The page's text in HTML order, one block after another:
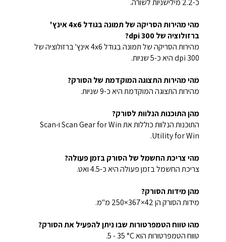
כ-2.2 מילישניות לשורה.
מהי מהירות הסריקה של תמונה בגודל 4x6 אינץ'
ברזולוציה של 300 dpi?
מהירות הסריקה של תמונה בגודל 4x6 אינץ' ברזולוציה של
300 dpi היא כ-5 שניות.
מהי מהירות התצוגה המוקדמת של הסורק?
מהירות התצוגה המוקדמת היא כ-9 שניות.
מהן התוכנות הנלוות לסורק?
התוכנות הנלוות כוללות את Scan Gear for Win ו-Scan
Utility for Win.
מהי צריכת החשמל של הסורק בזמן פעולה?
צריכת החשמל בזמן פעולה היא כ-4.5 ואט.
מהן מידות הסורק?
מידות הסורק הן ‎250×367×42 מ"מ.
מהו טווח הטמפרטורות שבו ניתן להפעיל את הסורק?
טווח הטמפרטורות הוא ‎5 - 35 °C.